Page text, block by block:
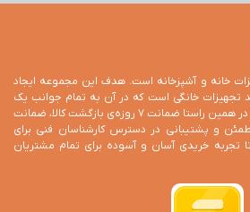
خانه و آشپزخانه است. هدف این مجموعه ایجاد
تجهیزات خانگی است که در آن به تمام جوانب یک
خرید مطمئن توجه شده باشد. در همین راستا ضمانت 7 روزه‌ی بازگشت کالا، ضمانت
و پشتیبانی در دسترس کارشناسان فنی برای
تجربه خریدی آسان و آسوده برای تمام مشتریان